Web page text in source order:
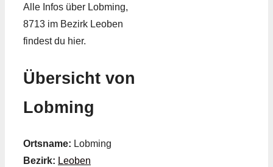
Alle Infos über Lobming,
8713 im Bezirk Leoben
findest du hier.
Übersicht von
Lobming
Ortsname: Lobming
Bezirk: Leoben